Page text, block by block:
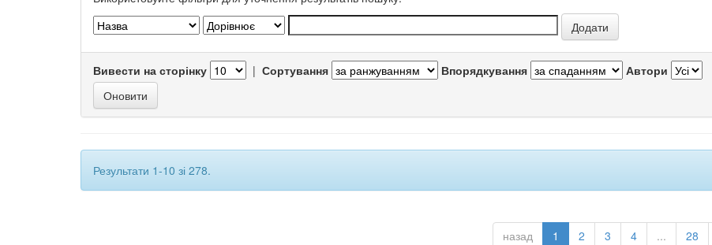
Вивести на сторінку | Сортування Впорядкування Автори
Результати 1-10 зі 278.
назад 1 2 3 4 ... 28